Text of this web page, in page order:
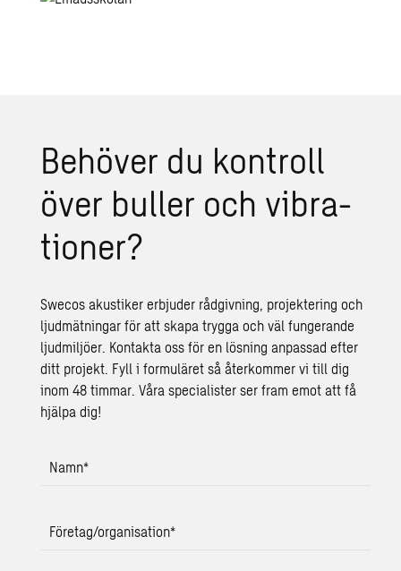
Be­hö­ver du kon­troll
över bul­ler och vib­ra­
tio­ner?
Swecos akustiker erbjuder rådgivning, projektering och
ljudmätningar för att skapa trygga och väl fungerande
ljudmiljöer. Kontakta oss för en lösning anpassad efter
ditt projekt. Fyll i formuläret så återkommer vi till dig
inom 48 timmar. Våra specialister ser fram emot att få
hjälpa dig!
Namn*
Företag/organisation*